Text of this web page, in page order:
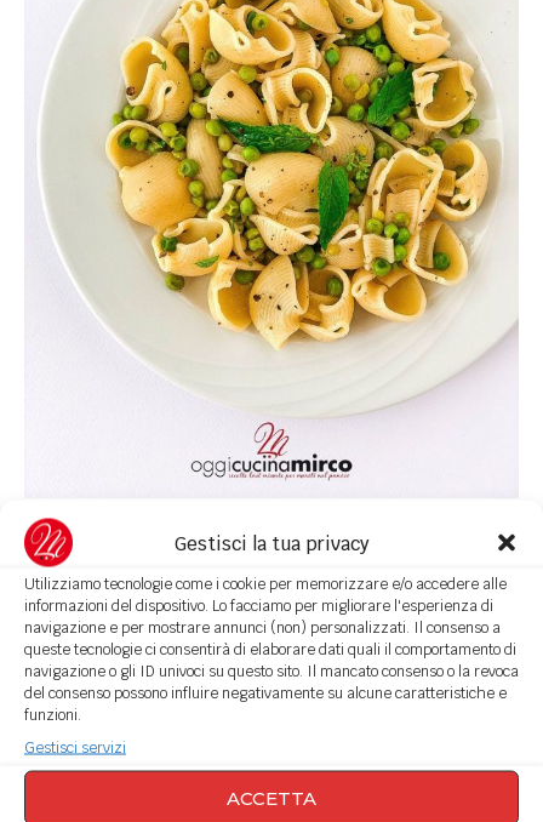
Gestisci la tua privacy
Utilizziamo tecnologie come i cookie per memorizzare e/o accedere alle
informazioni del dispositivo. Lo facciamo per migliorare l'esperienza di
navigazione e per mostrare annunci (non) personalizzati. Il consenso a
queste tecnologie ci consentirà di elaborare dati quali il comportamento di
navigazione o gli ID univoci su questo sito. Il mancato consenso o la revoca
del consenso possono influire negativamente su alcune caratteristiche e
funzioni.
Gestisci servizi
ACCETTA